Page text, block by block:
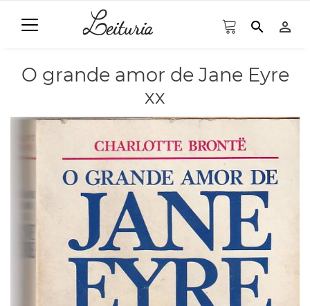
search person_outline
O grande amor de Jane Eyre
xx